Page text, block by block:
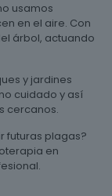
usamos
en el aire. Con
árbol, actuando
y jardines
cuidado y así
cercanos.
futuras plagas?
en